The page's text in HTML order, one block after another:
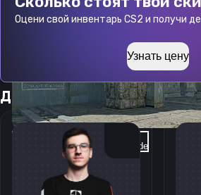
Previous slide Next slide
Оцени свой инвентарь CS2 и получи
Узнать цену
Другие прицелы